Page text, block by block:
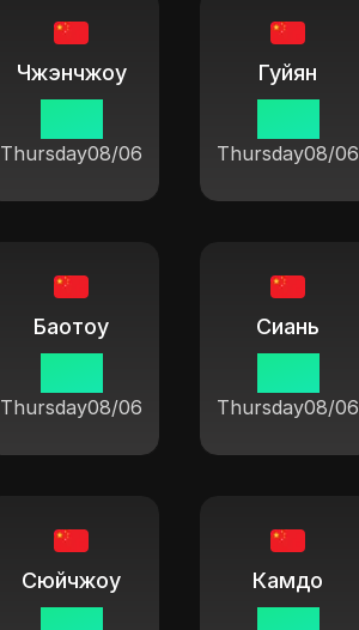
Чжэнчжоу
Thursday08/06
Гуйян
Thursday08/06
Баотоу
Thursday08/06
Сиань
Thursday08/06
Сюйчжоу Камдо